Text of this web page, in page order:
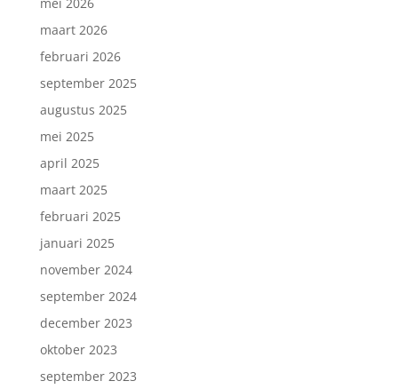
maart 2026
februari 2026
september 2025
augustus 2025
mei 2025
april 2025
maart 2025
februari 2025
januari 2025
november 2024
september 2024
december 2023
oktober 2023
september 2023